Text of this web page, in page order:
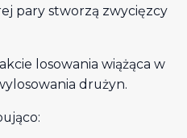
pary stworzą zwycięzcy
losowania wiążąca w
drużyn.